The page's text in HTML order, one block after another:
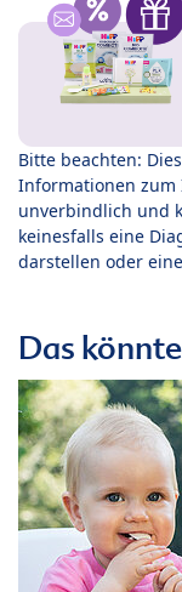
Bitte beachten:
Informationen zum
unverbindlich und
keinesfalls eine
darstellen oder
Das